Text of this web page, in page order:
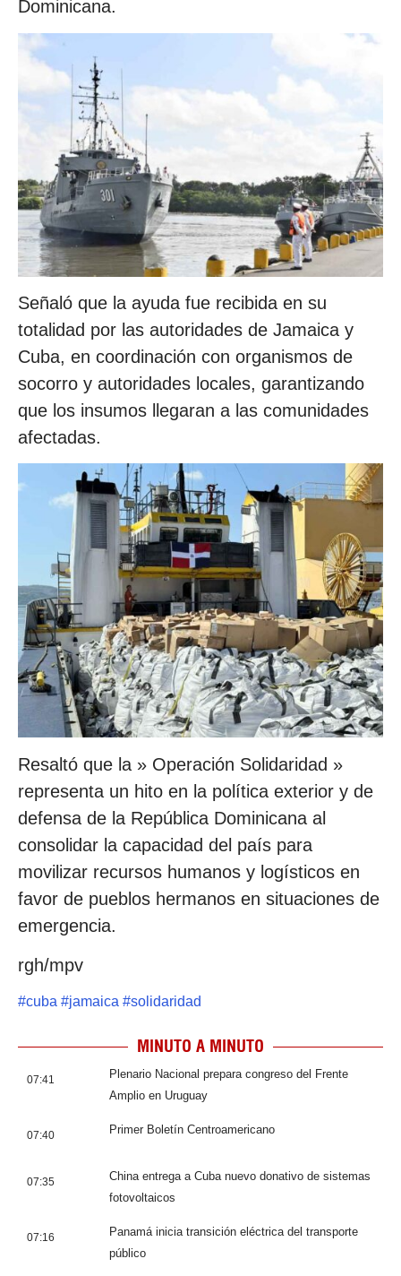
Dominicana.
Señaló que la ayuda fue recibida en su
totalidad por las autoridades de Jamaica y
Cuba, en coordinación con organismos de
socorro y autoridades locales, garantizando
que los insumos llegaran a las comunidades
afectadas.
Resaltó que la » Operación Solidaridad »
representa un hito en la política exterior y de
defensa de la República Dominicana al
consolidar la capacidad del país para
movilizar recursos humanos y logísticos en
favor de pueblos hermanos en situaciones de
emergencia.
rgh/mpv
#cuba #jamaica #solidaridad
MINUTO A MINUTO
07:41
Plenario Nacional prepara congreso del Frente
Amplio en Uruguay
07:40 Primer Boletín Centroamericano
07:35
China entrega a Cuba nuevo donativo de sistemas
fotovoltaicos
07:16
Panamá inicia transición eléctrica del transporte
público